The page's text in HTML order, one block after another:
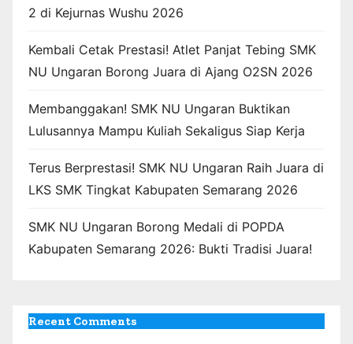
2 di Kejurnas Wushu 2026
Kembali Cetak Prestasi! Atlet Panjat Tebing SMK
NU Ungaran Borong Juara di Ajang O2SN 2026
Membanggakan! SMK NU Ungaran Buktikan
Lulusannya Mampu Kuliah Sekaligus Siap Kerja
Terus Berprestasi! SMK NU Ungaran Raih Juara di
LKS SMK Tingkat Kabupaten Semarang 2026
SMK NU Ungaran Borong Medali di POPDA
Kabupaten Semarang 2026: Bukti Tradisi Juara!
Recent Comments